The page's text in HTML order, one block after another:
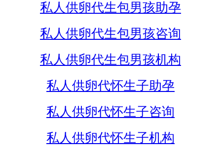
私人供卵代生包男孩助孕
私人供卵代生包男孩咨询
私人供卵代生包男孩机构
私人供卵代怀生子助孕
私人供卵代怀生子咨询
私人供卵代怀生子机构